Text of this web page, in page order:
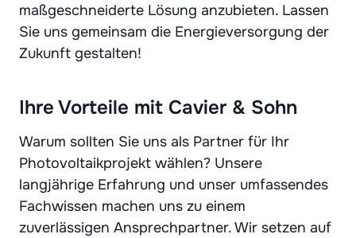
maßgeschneiderte Lösung anzubieten. Lassen
Sie uns gemeinsam die Energieversorgung der
Zukunft gestalten!
Ihre Vorteile mit Cavier & Sohn
Warum sollten Sie uns als Partner für Ihr
Photovoltaikprojekt wählen? Unsere
langjährige Erfahrung und unser umfassendes
Fachwissen machen uns zu einem
zuverlässigen Ansprechpartner. Wir setzen auf